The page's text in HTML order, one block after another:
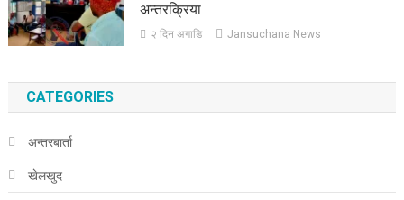
अन्तरक्रिया
२ दिन अगाडि Jansuchana News
CATEGORIES
अन्तरबार्ता
खेलखुद